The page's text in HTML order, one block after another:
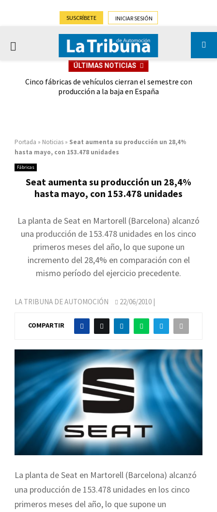
SUSCRÍBETE INICIAR SESIÓN
PRIMARY
ÚLTIMAS NOTICIAS
Cinco fábricas de vehículos cierran el semestre con
producción a la baja en España
Portada » Noticias » Seat aumenta su producción un 28,4%
hasta mayo, con 153.478 unidades
Fábricas
Seat aumenta su producción un 28,4%
hasta mayo, con 153.478 unidades
La planta de Seat en Martorell (Barcelona) alcanzó
una producción de 153.478 unidades en los cinco
primeros meses del año, lo que supone un
incremento del 28,4% en comparación con el
mismo período del ejercicio precedente.
LA TRIBUNA DE AUTOMOCIÓN 22/06/2010 |
COMPARTIR
La planta de Seat en Martorell (Barcelona) alcanzó
una producción de 153.478 unidades en los cinco
primeros meses del año, lo que supone un